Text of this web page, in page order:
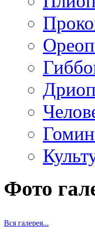
Фото
Вся галерея...